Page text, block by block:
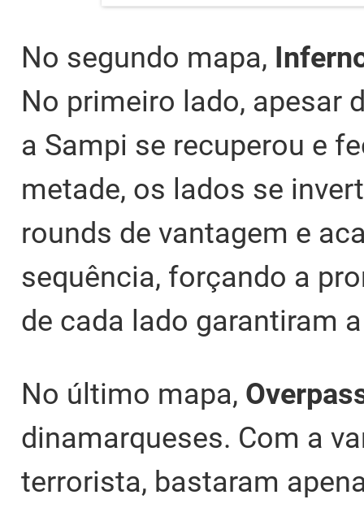
No segundo mapa,
No primeiro lado, apesar
a Sampi se recuperou e
metade, os lados se
rounds de vantagem e
sequência, forçando a
de cada lado garantiram
No último mapa,
dinamarqueses. Com a
terrorista, bastaram